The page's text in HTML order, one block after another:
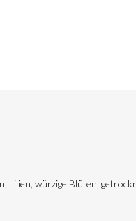
Lilien, würzige Blüten,